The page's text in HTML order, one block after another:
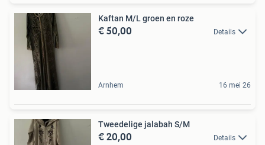
Kaftan M/L groen en roze
€ 50,00 Details
Arnhem 16 mei 26
Tweedelige jalabah S/M
€ 20,00 Details